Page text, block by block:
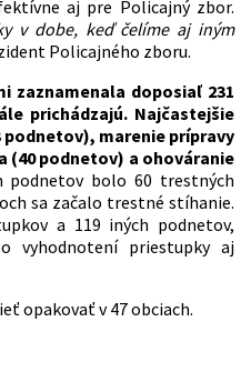
aj pre Policajný zbor.
v dobe, keď čelíme aj iným
Policajného zboru.
zaznamenala doposiaľ 231
prichádzajú. Najčastejšie
marenie prípravy
(40 podnetov) a ohováranie
bolo 60 trestných
sa začalo trestné stíhanie.
a 119 iných podnetov,
vyhodnotení priestupky aj
opakovať v 47 obciach.